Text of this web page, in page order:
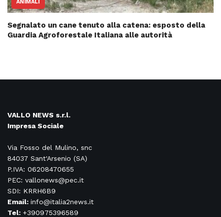
ANIMALI
Segnalato un cane tenuto alla catena: esposto della
Guardia Agroforestale Italiana alle autorità
VALLO NEWS s.r.l.
Impresa Sociale
Via Fosso del Mulino, snc
84037 Sant'Arsenio (SA)
P.IVA: 06208470655
PEC: vallonews@pec.it
SDI: KRRH6B9
Email: info@italia2news.it
Tel: +390975396589